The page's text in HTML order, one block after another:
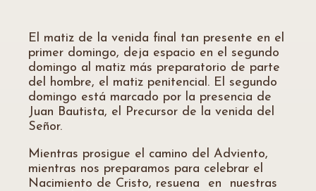
El matiz de la venida final tan presente en el
primer domingo, deja espacio en el segundo
domingo al matiz más preparatorio de parte
del hombre, el matiz penitencial. El segundo
domingo está marcado por la presencia de
Juan Bautista, el Precursor de la venida del
Señor.
Mientras prosigue el camino del Adviento,
mientras nos preparamos para celebrar el
Nacimiento de Cristo, resuena en nuestras